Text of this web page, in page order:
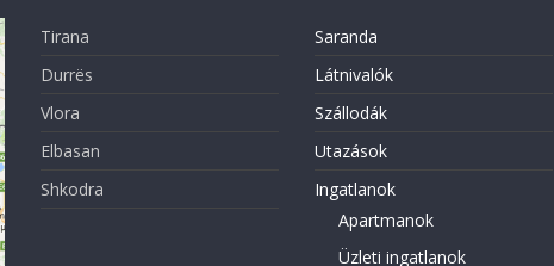
Tirana
Durrës
Vlora
Elbasan
Shkodra
Saranda
Látnivalók
Szállodák
Utazások
Ingatlanok
Apartmanok
Üzleti ingatlanok